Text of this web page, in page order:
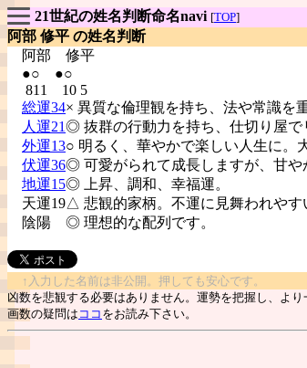
21世紀の姓名判断命名navi [TOP]
阿部 修平 の姓名判断
阿部 修平
●○ ●○
811 10 5
総運34× 異質な倫理観を持ち、法や常識を
人運21◎ 抜群の行動力を持ち、仕切り屋で
外運13○ 明るく、華やかで楽しい人生に。
伏運36◎ 可愛がられて成長しますが、甘や
地運15◎ 上昇、調和、幸福運。
天運19△ 悲観的家柄。不運に見舞われやす
陰陽 ◎ 理想的な配列です。
↑入力した名前は非公開。押しても安心です。
凶数を悲観する必要はありません。運勢を把握し、よ
画数の疑問は ココ をお読み下さい。